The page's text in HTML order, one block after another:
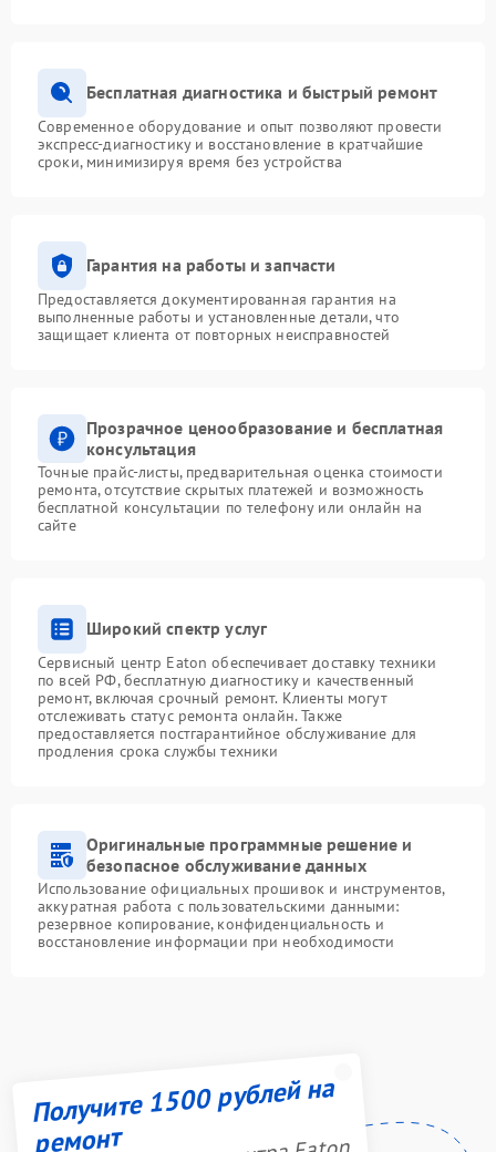
Бесплатная диагностика и быстрый ремонт
Современное оборудование и опыт позволяют провести
экспресс-диагностику и восстановление в кратчайшие
сроки, минимизируя время без устройства
Гарантия на работы и запчасти
Предоставляется документированная гарантия на
выполненные работы и установленные детали, что
защищает клиента от повторных неисправностей
Прозрачное ценообразование и бесплатная
консультация
Точные прайс-листы, предварительная оценка стоимости
ремонта, отсутствие скрытых платежей и возможность
бесплатной консультации по телефону или онлайн на
сайте
Широкий спектр услуг
Сервисный центр Eaton обеспечивает доставку техники
по всей РФ, бесплатную диагностику и качественный
ремонт, включая срочный ремонт. Клиенты могут
отслеживать статус ремонта онлайн. Также
предоставляется постгарантийное обслуживание для
продления срока службы техники
Оригинальные программные решение и
безопасное обслуживание данных
Использование официальных прошивок и инструментов,
аккуратная работа с пользовательскими данными:
резервное копирование, конфиденциальность и
восстановление информации при необходимости
Получите 1500 рублей на
ремонт